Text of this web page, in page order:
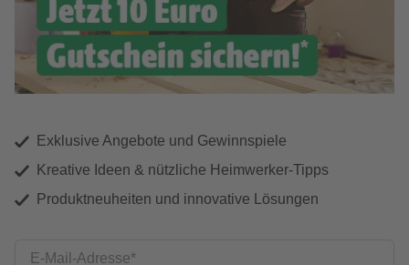
Exklusive Angebote und Gewinnspiele
Kreative Ideen & nützliche Heimwerker-Tipps
Produktneuheiten und innovative Lösungen
E-Mail-Adresse